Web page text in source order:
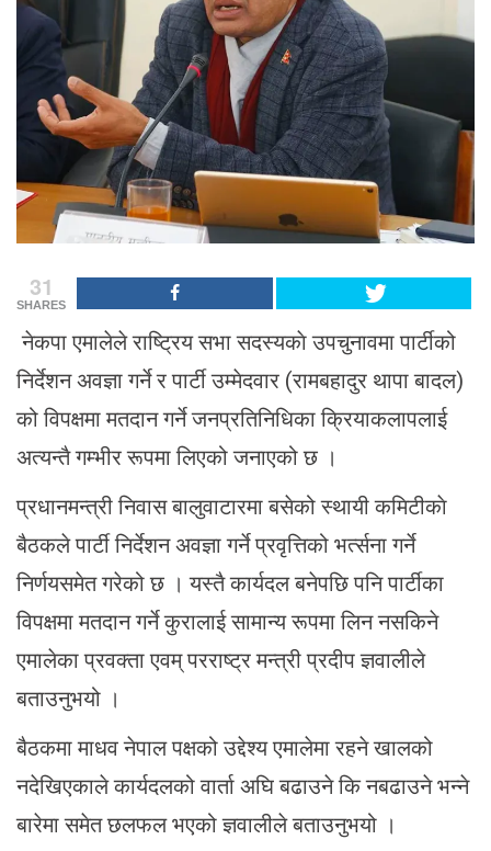
31
SHARES
नेकपा एमालेले राष्ट्रिय सभा सदस्यकाे उपचुनावमा पार्टीको
निर्देशन अवज्ञा गर्ने र पार्टी उम्मेदवार (रामबहादुर थापा बादल)
को विपक्षमा मतदान गर्ने जनप्रतिनिधिका क्रियाकलापलाई
अत्यन्तै गम्भीर रूपमा लिएको जनाएको छ ।
प्रधानमन्त्री निवास बालुवाटारमा बसेको स्थायी कमिटीकाे
बैठकले पार्टी निर्देशन अवज्ञा गर्ने प्रवृत्तिको भर्त्सना गर्ने
निर्णयसमेत गरेको छ । यस्तै कार्यदल बनेपछि पनि पार्टीका
विपक्षमा मतदान गर्ने कुरालाई सामान्य रूपमा लिन नसकिने
एमालेका प्रवक्ता एवम् परराष्ट्र मन्त्री प्रदीप ज्ञवालीले
बताउनुभयो ।
बैठकमा माधव नेपाल पक्षको उद्देश्य एमालेमा रहने खालको
नदेखिएकाले कार्यदलको वार्ता अघि बढाउने कि नबढाउने भन्ने
बारेमा समेत छलफल भएको ज्ञवालीले बताउनुभयो ।